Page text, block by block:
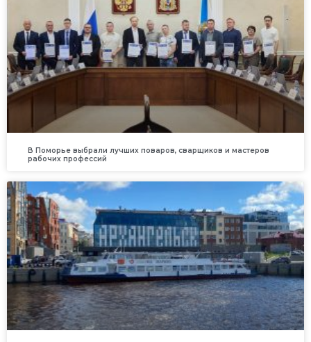
В Поморье выбрали лучших поваров, сварщиков и мастеров
рабочих профессий